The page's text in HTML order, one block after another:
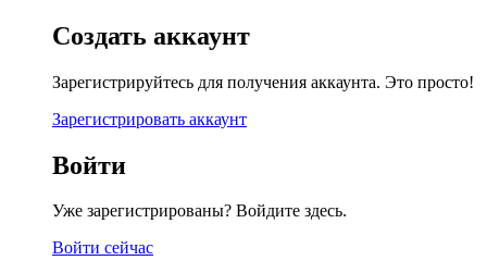
Создать аккаунт
Зарегистрируйтесь для получения аккаунта. Это просто!
Зарегистрировать аккаунт
Войти
Уже зарегистрированы? Войдите здесь.
Войти сейчас